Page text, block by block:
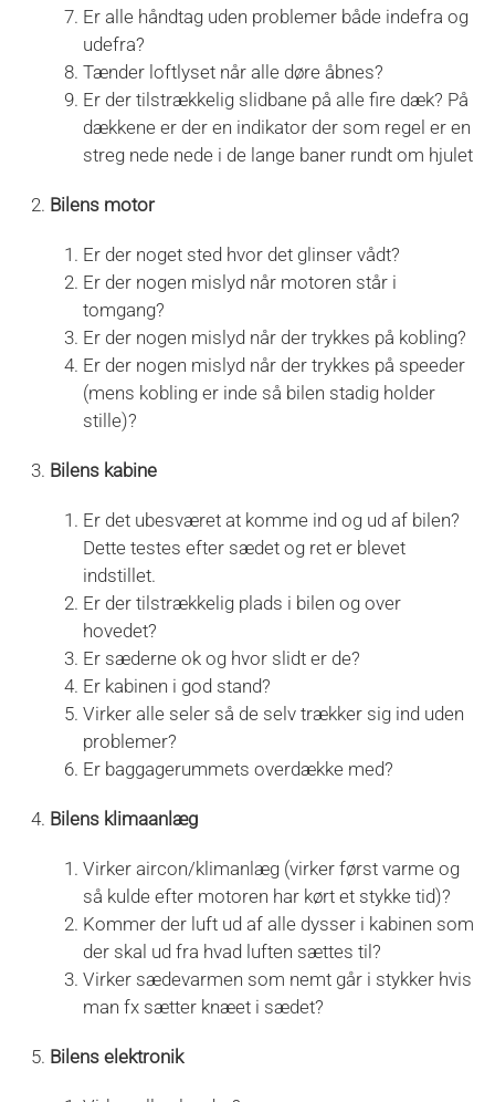
Er alle håndtag uden problemer både indefra og
udefra?
Tænder loftlyset når alle døre åbnes?
Er der tilstrækkelig slidbane på alle fire dæk? På
dækkene er der en indikator der som regel er en
streg nede nede i de lange baner rundt om hjulet
Bilens motor
Er der noget sted hvor det glinser vådt?
Er der nogen mislyd når motoren står i
tomgang?
Er der nogen mislyd når der trykkes på kobling?
Er der nogen mislyd når der trykkes på speeder
(mens kobling er inde så bilen stadig holder
stille)?
Bilens kabine
Er det ubesværet at komme ind og ud af bilen?
Dette testes efter sædet og ret er blevet
indstillet.
Er der tilstrækkelig plads i bilen og over
hovedet?
Er sæderne ok og hvor slidt er de?
Er kabinen i god stand?
Virker alle seler så de selv trækker sig ind uden
problemer?
Er baggagerummets overdække med?
Bilens klimaanlæg
Virker aircon/klimanlæg (virker først varme og
så kulde efter motoren har kørt et stykke tid)?
Kommer der luft ud af alle dysser i kabinen som
der skal ud fra hvad luften sættes til?
Virker sædevarmen som nemt går i stykker hvis
man fx sætter knæet i sædet?
Bilens elektronik